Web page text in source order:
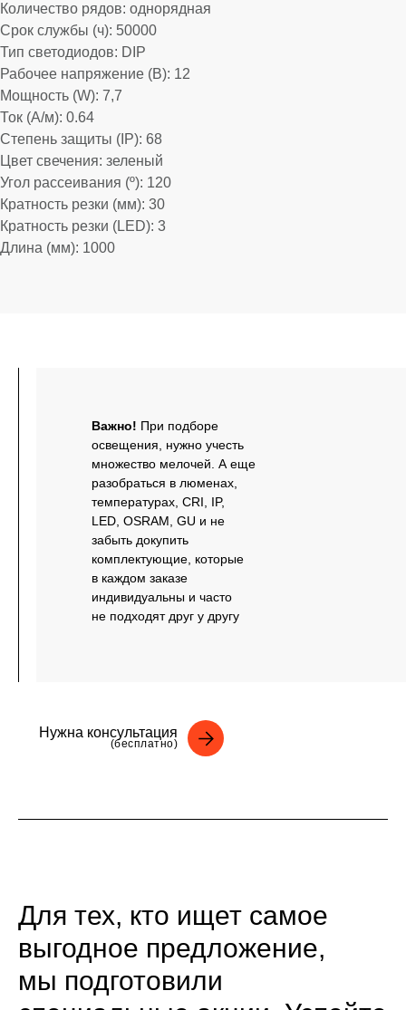
Количество рядов: однорядная
Срок службы (ч): 50000
Тип светодиодов: DIP
Рабочее напряжение (В): 12
Мощность (W): 7,7
Ток (А/м): 0.64
Степень защиты (IP): 68
Цвет свечения: зеленый
Угол рассеивания (º): 120
Кратность резки (мм): 30
Кратность резки (LED): 3
Длина (мм): 1000
Нужна консультация
(бесплатно)
Важно! При подборе
освещения, нужно учесть
множество мелочей. А еще
разобраться в люменах,
температурах, CRI, IP,
LED, OSRAM, GU и не
забыть докупить
комплектующие, которые
в каждом заказе
индивидуальны и часто
не подходят друг у другу
Для тех, кто ищет самое
выгодное предложение,
мы подготовили